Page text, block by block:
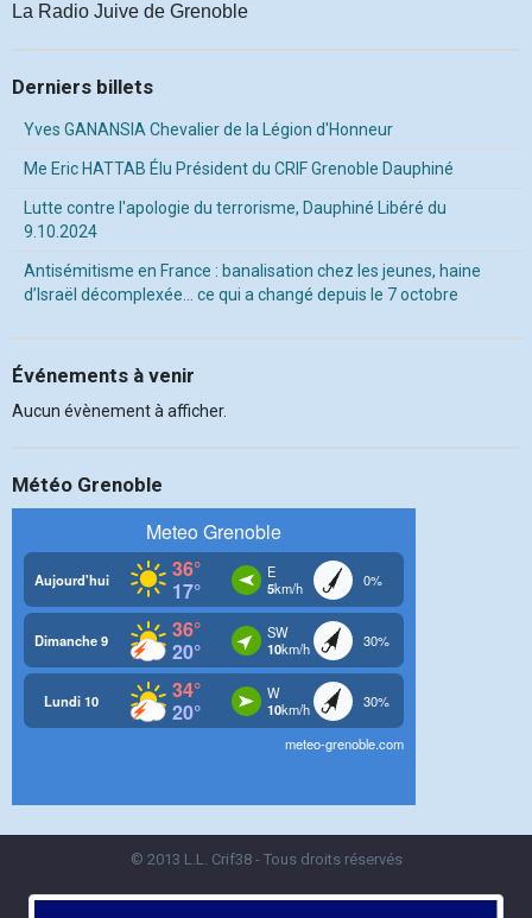
La Radio Juive de Grenoble
Derniers billets
Yves GANANSIA Chevalier de la Légion d'Honneur
Me Eric HATTAB Élu Président du CRIF Grenoble Dauphiné
Lutte contre l'apologie du terrorisme, Dauphiné Libéré du
9.10.2024
Antisémitisme en France : banalisation chez les jeunes, haine
d’Israël décomplexée… ce qui a changé depuis le 7 octobre
Événements à venir
Aucun évènement à afficher.
Météo Grenoble
© 2013 L.L. Crif38 - Tous droits réservés